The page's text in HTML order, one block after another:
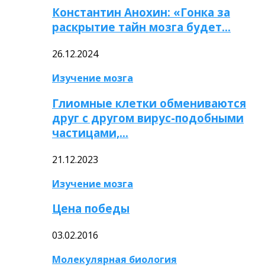
Константин Анохин: «Гонка за
раскрытие тайн мозга будет…
26.12.2024
Изучение мозга
Глиомные клетки обмениваются
друг с другом вирус-подобными
частицами,…
21.12.2023
Изучение мозга
Цена победы
03.02.2016
Молекулярная биология